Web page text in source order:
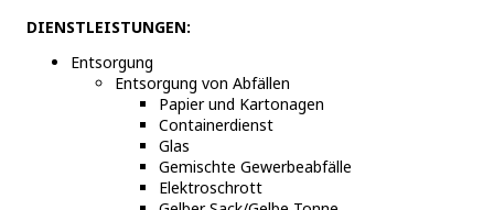
DIENSTLEISTUNGEN:
Entsorgung
Entsorgung von Abfällen
Papier und Kartonagen
Containerdienst
Glas
Gemischte Gewerbeabfälle
Elektroschrott